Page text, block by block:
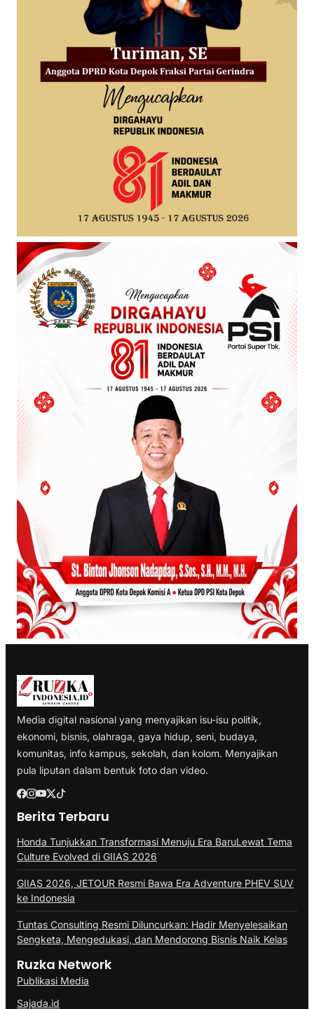
Media digital nasional yang menyajikan isu-isu politik,
ekonomi, bisnis, olahraga, gaya hidup, seni, budaya,
komunitas, info kampus, sekolah, dan kolom. Menyajikan
pula liputan dalam bentuk foto dan video.
Berita Terbaru
Honda Tunjukkan Transformasi Menuju Era BaruLewat Tema
Culture Evolved di GIIAS 2026
GIIAS 2026, JETOUR Resmi Bawa Era Adventure PHEV SUV
ke Indonesia
Tuntas Consulting Resmi Diluncurkan: Hadir Menyelesaikan
Sengketa, Mengedukasi, dan Mendorong Bisnis Naik Kelas
Ruzka Network
Publikasi Media
Sajada.id